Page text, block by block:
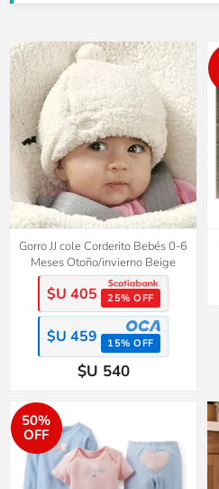
Gorro JJ cole Corderito Bebés 0-6
Meses Otoño/invierno Beige
$U 405 25% OFF
$U 459 15% OFF
$U 540
50%
OFF